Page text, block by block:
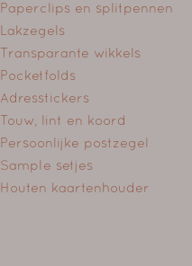
Paperclips en splitpennen
Lakzegels
Transparante wikkels
Pocketfolds
Adresstickers
Touw, lint en koord
Persoonlijke postzegel
Sample setjes
Houten kaartenhouder